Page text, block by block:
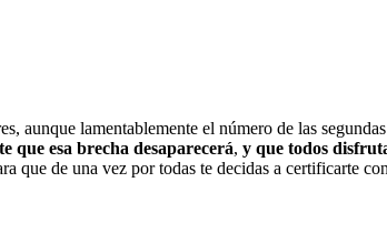
aunque lamentablemente el número de las
que esa brecha desaparecerá, y que todos
que de una vez por todas te decidas a certificarte